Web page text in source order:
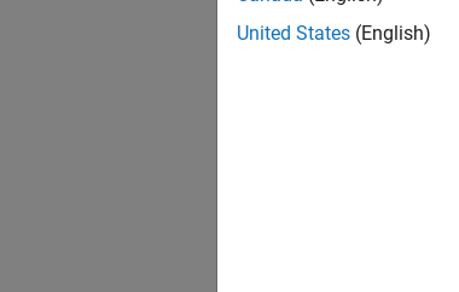
United States (English)